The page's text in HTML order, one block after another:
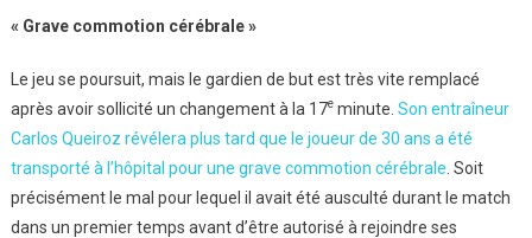
« Grave commotion cérébrale »
Le jeu se poursuit, mais le gardien de but est très vite remplacé
après avoir sollicité un changement à la 17eminute. Son entraîneur
Carlos Queiroz révélera plus tard que le joueur de 30 ans a été
transporté à l’hôpital pour une grave commotion cérébrale . Soit
précisément le mal pour lequel il avait été ausculté durant le match
dans un premier temps avant d’être autorisé à rejoindre ses